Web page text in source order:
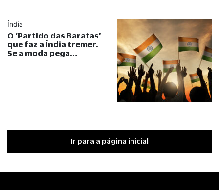
Índia
O ‘Partido das Baratas’
que faz a Índia tremer.
Se a moda pega…
Ir para a página inicial